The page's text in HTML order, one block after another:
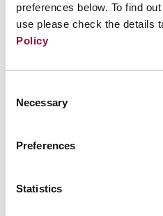
preferences below. To find
use please check the details
Policy
Selection
Necessary
Preferences
Statistics
арсеналов,
ядерного оружия в
усилению
пользу разоружения.
Сегодня требуется